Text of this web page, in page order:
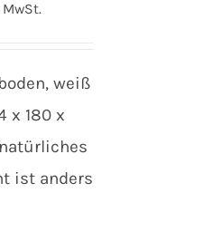
weiß
x 180 x
ist anders